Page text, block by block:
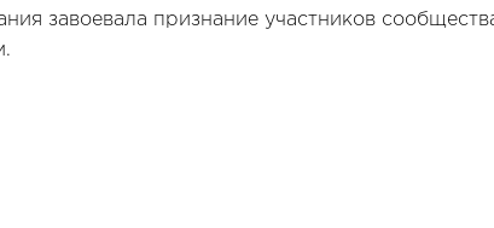
завоевала признание участников